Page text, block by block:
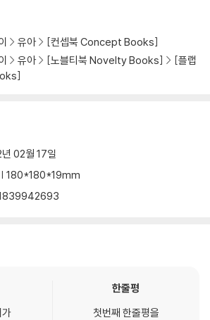
유아
[컨셉북 Concept Books]
유아 [노블티북 Novelty Books]
[플랩
02월 17일
| 180*180*19mm
가
한줄평
첫번째 한줄평을